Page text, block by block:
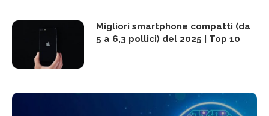
Migliori smartphone compatti (da
5 a 6,3 pollici) del 2025 | Top 10